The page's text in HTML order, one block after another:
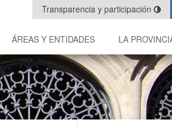
Transparencia y participación
ÁREAS Y ENTIDADES LA